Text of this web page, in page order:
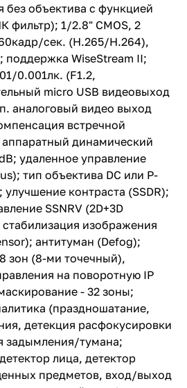
IP
без объектива с функцией
фильтр); 1/2.8" CMOS, 2
сек. (H.265/H.264),
поддержка WiseStream II;
0.001лк. (F1.2,
micro USB видеовыход
аналоговый видео выход
встречной
аппаратный динамический
удаленное управление
тип объектива DC или P-
контраста (SSDR);
SSNRV (2D+3D
изображения
антитуман (Defog);
зон (8-ми точечный),
на поворотную IP
- 32 зоны;
(праздношатание,
детекция расфокусировки
задымления/тумана;
лица, детектор
предметов, вход/выход